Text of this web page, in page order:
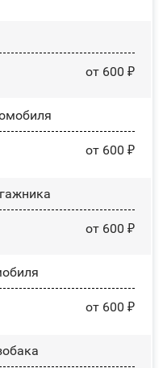
от 600 ₽
от 600 ₽
от 600 ₽
от 600 ₽